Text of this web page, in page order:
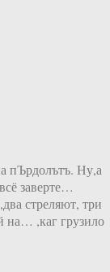
пЪрдолътъ. Ну,а
заверте…
стреляют, три
на… ,каг грузило